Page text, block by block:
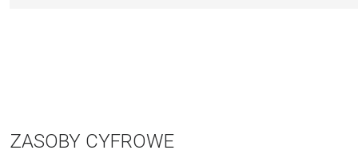
ZASOBY CYFROWE